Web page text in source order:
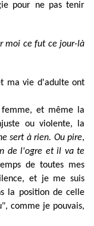
pour ne pas tenir
moi ce fut ce jour-là
ma vie d'adulte ont
et même la
ou violente, la
sert à rien. Ou pire,
de l'ogre et il va te
de toutes mes
et je me suis
la position de celle
comme je pouvais,